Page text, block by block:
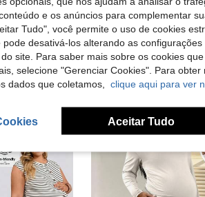
e os anúncios para complementar
Tudo", você permite o uso de cookies
pode desativá-los alterando as
site. Para saber mais sobre os cookies
selecione "Gerenciar Cookies". Para
dados que coletamos, clique aqui para ver
Aceitar Tudo